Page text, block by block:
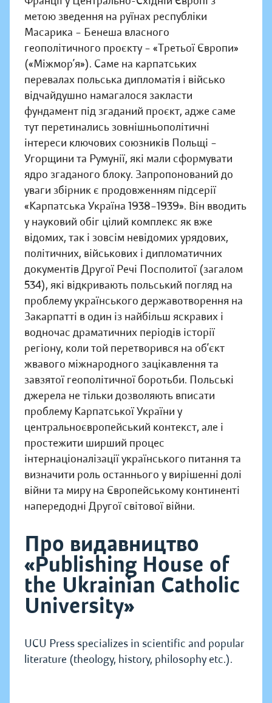
метою зведення на руїнах республіки
Масарика – Бенеша власного
геополітичного проєкту – «Третьої Європи»
(«Міжмор’я»). Саме на карпатських
перевалах польська дипломатія і військо
відчайдушно намагалося закласти
фундамент під згаданий проєкт, адже саме
тут перетинались зовнішньополітичні
інтереси ключових союзників Польщі –
Угорщини та Румунії, які мали сформувати
ядро згаданого блоку. Запропонований до
уваги збірник є продовженням підсерії
«Карпатська Україна 1938–1939». Він вводить
у науковий обіг цілий комплекс як вже
відомих, так і зовсім невідомих урядових,
політичних, військових і дипломатичних
документів Другої Речі Посполитої (загалом
534), які відкривають польський погляд на
проблему українського державотворення на
Закарпатті в один із найбільш яскравих і
водночас драматичних періодів історії
регіону, коли той перетворився на об’єкт
жвавого міжнародного зацікавлення та
завзятої геополітичної боротьби. Польські
джерела не тільки дозволяють вписати
проблему Карпатської України у
центральноєвропейський контекст, але і
простежити ширший процес
інтернаціоналізації українського питання та
визначити роль останнього у вирішенні долі
війни та миру на Європейському континенті
напередодні Другої світової війни.
Про видавництво
«Publishing House of
the Ukrainian Catholic
University»
UCU Press specializes in scientific and popular
literature (theology, history, philosophy etc.).